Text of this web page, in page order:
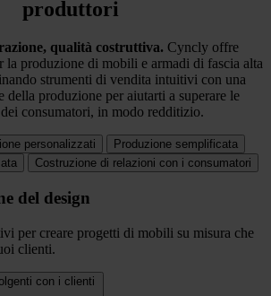
produttori
qualità costruttiva. Cyncly offre
la produzione di mobili e armadi di fascia alta
strumenti di vendita intuitivi con una
della produzione per aiutarti a superare le
consumatori, in modo redditizio.
personalizzati
Produzione semplificata
Costruzione di relazioni con i consumatori
del design
per creare progetti di mobili su misura che
clienti.
con i clienti